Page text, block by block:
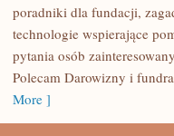
poradniki dla fundacji,
technologie wspierające
pytania osób
Polecam Darowizny i
More ]